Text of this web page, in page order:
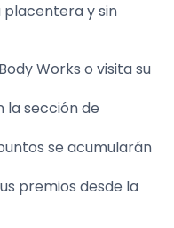
placentera y sin
Works o visita su
la sección de
se acumularán
premios desde la